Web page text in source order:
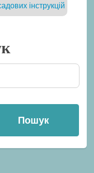
інструкцій